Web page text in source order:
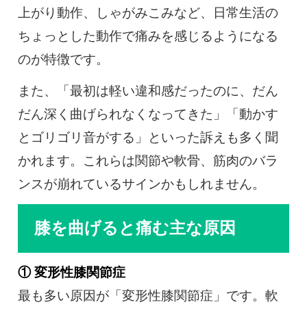
上がり動作、しゃがみこみなど、日常生活の
ちょっとした動作で痛みを感じるようになる
のが特徴です。
また、「最初は軽い違和感だったのに、だん
だん深く曲げられなくなってきた」「動かす
とゴリゴリ音がする」といった訴えも多く聞
かれます。これらは関節や軟骨、筋肉のバラ
ンスが崩れているサインかもしれません。
膝を曲げると痛む主な原因
① 変形性膝関節症
最も多い原因が「変形性膝関節症」です。軟